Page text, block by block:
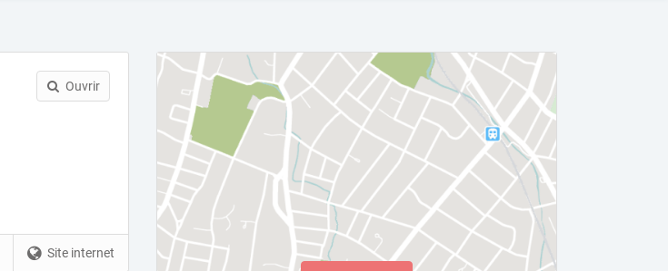
Ouvrir
Site internet